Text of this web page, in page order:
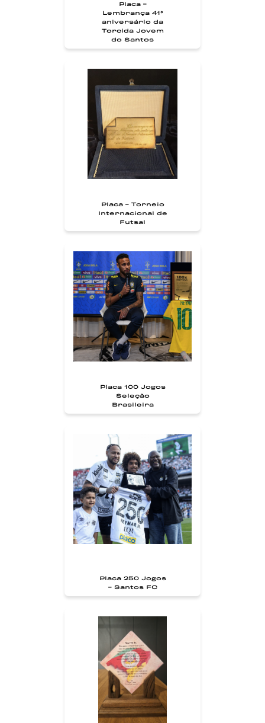
Placa -
Lembrança 41°
aniversário da
Torcida Jovem
do Santos
Placa - Torneio
Internacional de
Futsal
Placa 100 Jogos
Seleção
Brasileira
Placa 250 Jogos
- Santos FC